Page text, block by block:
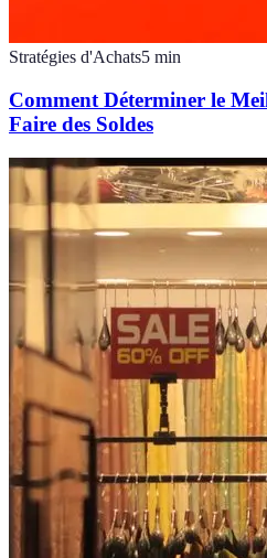
Stratégies d'Achats5 min
Comment Déterminer le
Faire des Soldes